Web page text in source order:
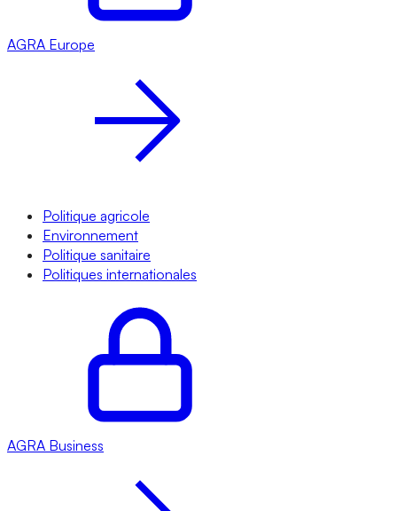
AGRA Europe
Politique agricole
Environnement
Politique sanitaire
Politiques internationales
AGRA Business